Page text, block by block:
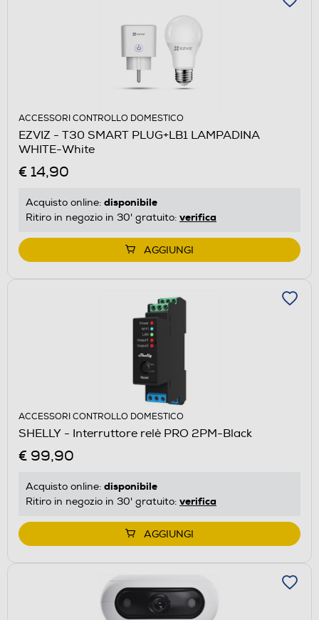
ACCESSORI CONTROLLO DOMESTICO
EZVIZ - T30 SMART PLUG+LB1 LAMPADINA
WHITE-White
€ 14,90
Acquisto online: disponibile
Ritiro in negozio in 30' gratuito: verifica
AGGIUNGI
ACCESSORI CONTROLLO DOMESTICO
SHELLY - Interruttore relè PRO 2PM-Black
€ 99,90
Acquisto online: disponibile
Ritiro in negozio in 30' gratuito: verifica
AGGIUNGI